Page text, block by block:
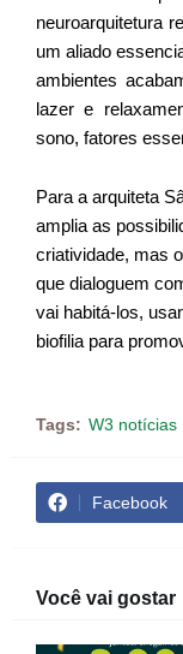
neuroarquitetura
um aliado
ambientes
lazer e
sono, fatores
Para a arquiteta
amplia as
criatividade, mas
que dialoguem
vai habitá-los,
biofilia para
Tags: W3 notícias
Facebook
Você vai gostar